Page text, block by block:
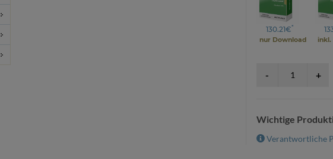
130.21€*
nur Download inkl.
Wichtige
Verantwortliche